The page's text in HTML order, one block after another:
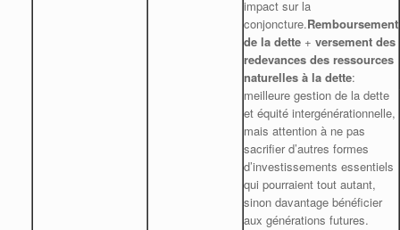
impact sur la
conjoncture.Remboursement
de la dette + versement des
redevances des ressources
naturelles à la dette:
meilleure gestion de la dette
et équité intergénérationnelle,
mais attention à ne pas
sacrifier d’autres formes
d’investissements essentiels
qui pourraient tout autant,
sinon davantage bénéficier
aux générations futures.